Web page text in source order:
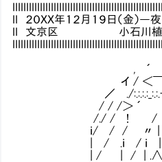
II ２０ＸＸ年１２月１
II 文京区 小石川
----
, ´ ＿＿__
イ / ＜￣
／ ./:.:.:.:_:.:.-----＜
/ / /＞ ´ ｀
/./ / ! /
ｉ/ / /
| / .ｉ / ｉ | !
| / | / | .∧, ヽ